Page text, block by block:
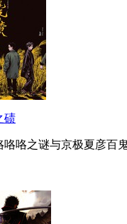
碛
咯咯之谜与京极夏彦百